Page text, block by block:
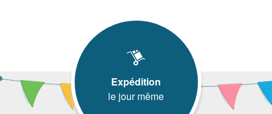
Expédition
le jour même